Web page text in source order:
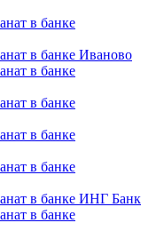
в банке
в банке Иваново
в банке
в банке
в банке
в банке
в банке ИНГ Банк
в банке